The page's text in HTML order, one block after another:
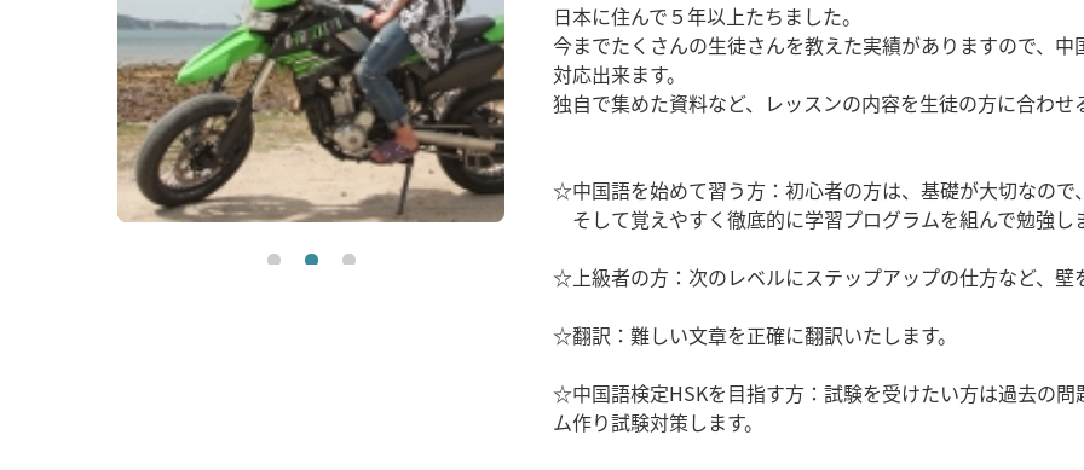
日本に住んで５年以上たちました。
今までたくさんの生徒さんを教えた実績がありますので、
対応出来ます。
独自で集めた資料など、レッスンの内容を生徒の方に合わせ
☆中国語を始めて習う方：初心者の方は、基礎が大切なので
そして覚えやすく徹底的に学習プログラムを組んで勉強し
☆上級者の方：次のレベルにステップアップの仕方など、壁
☆翻訳：難しい文章を正確に翻訳いたします。
☆中国語検定HSKを目指す方：試験を受けたい方は過去の
ム作り試験対策します。